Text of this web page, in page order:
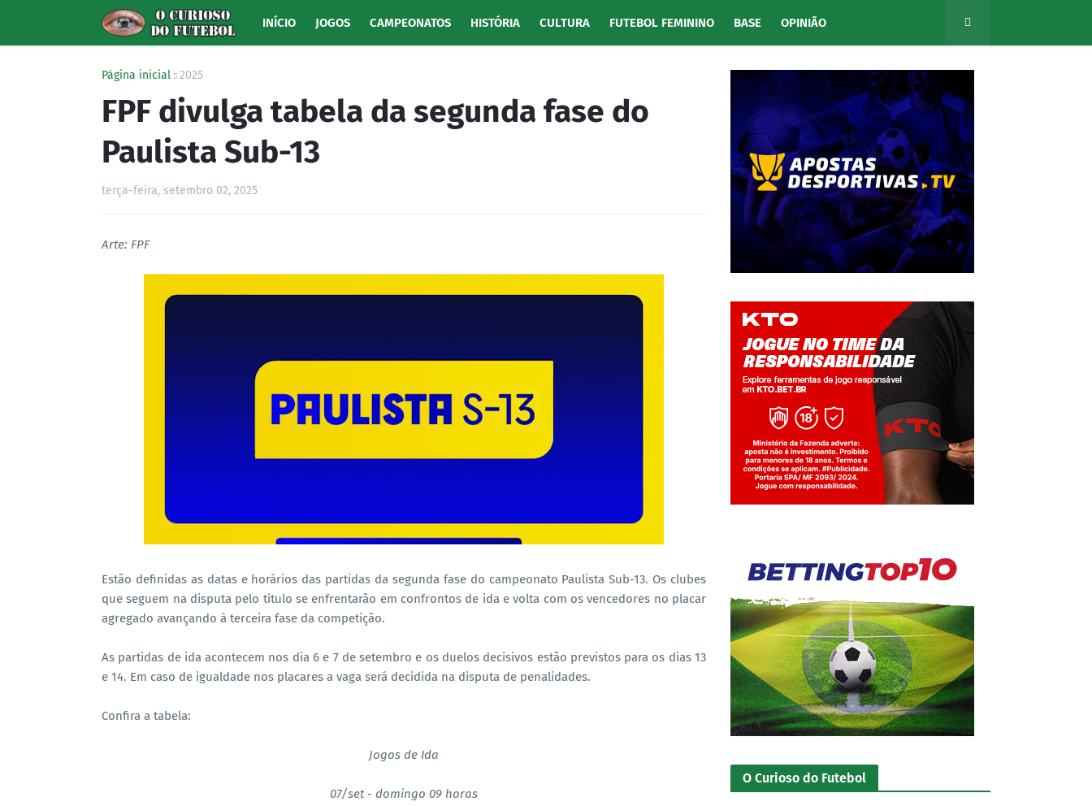
INÍCIO JOGOS CAMPEONATOS HISTÓRIA CULTURA FUTEBOL FEMININO BASE OPINIÃO
Página inicial 2025
FPF divulga tabela da segunda fase do
Paulista Sub-13
terça-feira, setembro 02, 2025
Arte: FPF
Estão definidas as datas e horários das partidas da segunda fase do campeonato Paulista Sub-13. Os clubes
que seguem na disputa pelo título se enfrentarão em confrontos de ida e volta com os vencedores no placar
agregado avançando à terceira fase da competição.
As partidas de ida acontecem nos dia 6 e 7 de setembro e os duelos decisivos estão previstos para os dias 13
e 14. Em caso de igualdade nos placares a vaga será decidida na disputa de penalidades.
Confira a tabela:
Jogos de Ida
07/set - domingo 09 horas
Jogue com responsabilidade. 18+
O Curioso do Futebol